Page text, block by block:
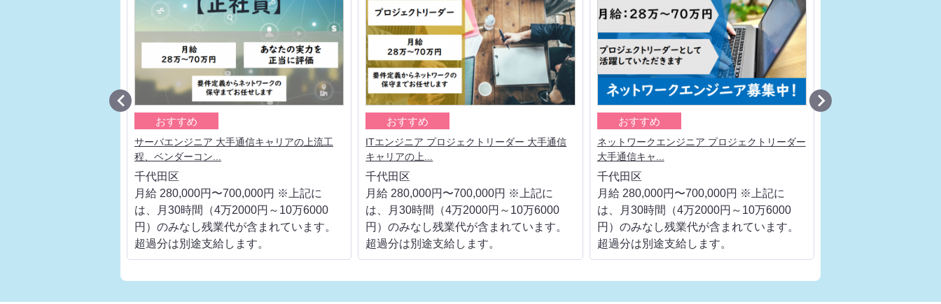
おすすめ
サーバエンジニア 大手通信キャリアの上流工
程、ベンダーコン...
千代田区
月給 280,000円〜700,000円 ※上記に
は、月30時間（4万2000円～10万6000
円）のみなし残業代が含まれています。
超過分は別途支給します。
おすすめ
ITエンジニア プロジェクトリーダー 大手通信
キャリアの上...
千代田区
月給 280,000円〜700,000円 ※上記に
は、月30時間（4万2000円～10万6000
円）のみなし残業代が含まれています。
超過分は別途支給します。
おすすめ
ネットワークエンジニア プロジェクトリーダー
大手通信キャ...
千代田区
月給 280,000円〜700,000円 ※上記に
は、月30時間（4万2000円～10万6000
円）のみなし残業代が含まれています。
超過分は別途支給します。

